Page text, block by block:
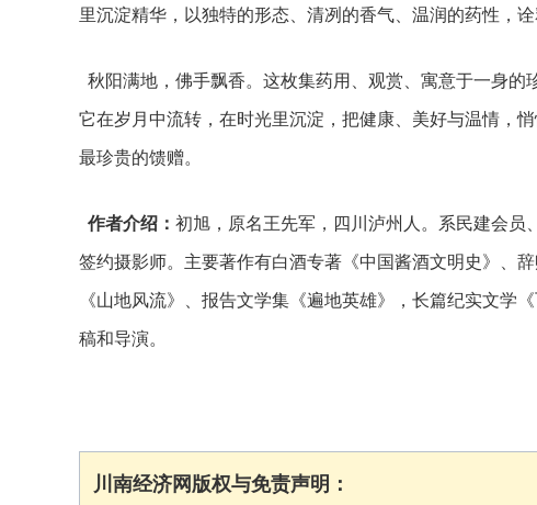
里沉淀精华，以独特的形态、清冽的香气、温润的药性，诠
秋阳满地，佛手飘香。这枚集药用、观赏、寓意于一身的
它在岁月中流转，在时光里沉淀，把健康、美好与温情，
最珍贵的馈赠。
作者介绍： 初旭，原名王先军，四川泸州人。系民建会员
签约摄影师。主要著作有白酒专著《中国酱酒文明史》、
《山地风流》、报告文学集《遍地英雄》，长篇纪实文学
稿和导演。
川南经济网版权与免责声明：